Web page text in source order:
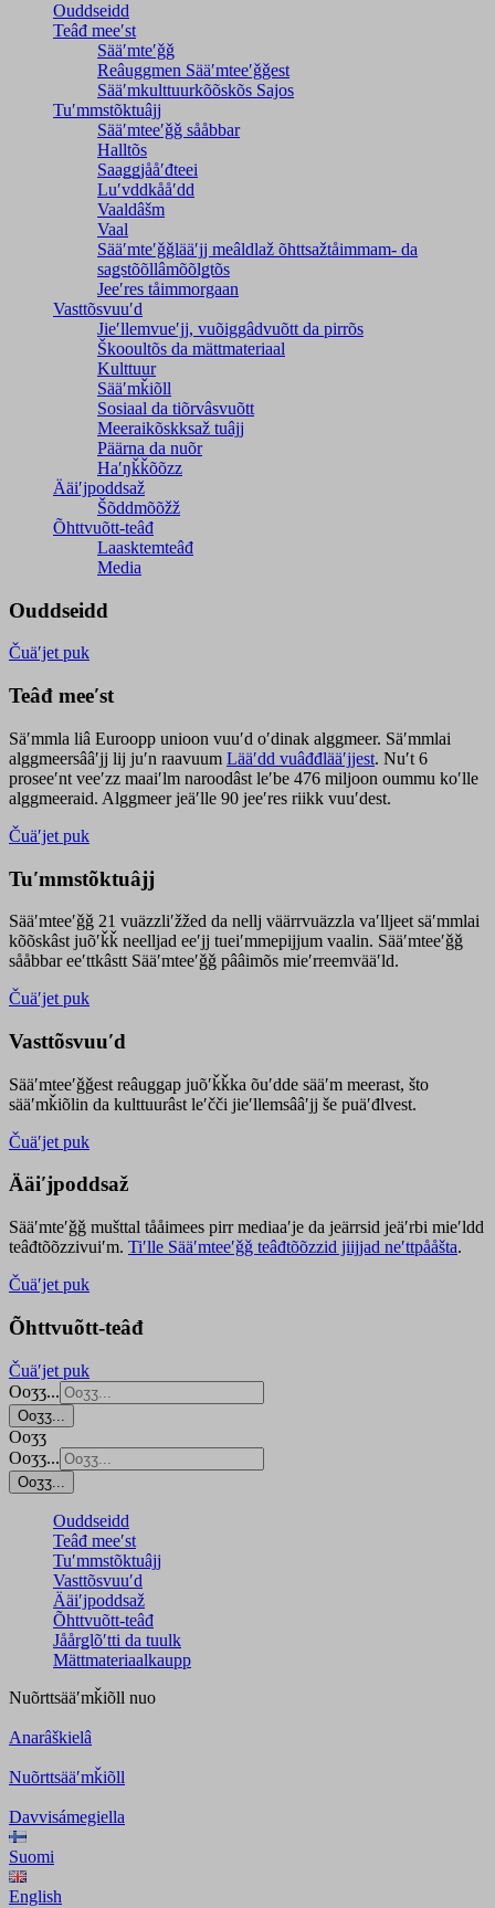
Ouddseidd
Teâđ meeʹst
Sääʹmteʹǧǧ
Reâuggmen Sääʹmteeʹǧǧest
Sääʹmkulttuurkõõskõs Sajos
Tuʹmmstõktuâjj
Sääʹmteeʹǧǧ sååbbar
Halltõs
Saaǥǥjååʹđteei
Luʹvddkååʹdd
Vaaldâšm
Vaal
Sääʹmteʹǧǧlääʹjj meâldlaž õhttsažtåimmam- da
saǥstõõllâmõõlǥtõs
Jeeʹres tåimmorgaan
Vasttõsvuuʹd
Jieʹllemvueʹjj, vuõiggâdvuõtt da pirrõs
Škooultõs da mättmateriaal
Kulttuur
Sääʹmǩiõll
Sosiaal da tiõrvâsvuõtt
Meeraikõskksaž tuâjj
Päärna da nuõr
Haʹŋǩǩõõzz
Ääiʹjpoddsaž
Šõddmõõžž
Õhttvuõtt-teâđ
Laasktemteâđ
Media
Ouddseidd
Čuäʹjet puk
Teâđ meeʹst
Säʹmmla liâ Euroopp unioon vuuʹd oʹdinak alggmeer. Säʹmmlai
alggmeersââʹjj lij juʹn raavuum Lääʹdd vuâđđlääʹjjest. Nuʹt 6
proseeʹnt veeʹzz maaiʹlm naroodâst leʹbe 476 miljoon oummu koʹlle
alggmeeraid. Alggmeer jeäʹlle 90 jeeʹres riikk vuuʹdest.
Čuäʹjet puk
Tuʹmmstõktuâjj
Sääʹmteeʹǧǧ 21 vuäzzliʹžžed da nellj väärrvuäzzla vaʹlljeet säʹmmlai
kõõskâst juõʹǩǩ neelljad eeʹjj tueiʹmmepijjum vaalin. Sääʹmteeʹǧǧ
sååbbar eeʹttkâstt Sääʹmteeʹǧǧ pââimõs mieʹrreemvääʹld.
Čuäʹjet puk
Vasttõsvuuʹd
Sääʹmteeʹǧǧest reâuggap juõʹǩǩka õuʹdde sääʹm meerast, što
sääʹmǩiõlin da kulttuurâst leʹčči jieʹllemsââʹjj še puäʹđlvest.
Čuäʹjet puk
Ääiʹjpoddsaž
Sääʹmteʹǧǧ mušttal tååimees pirr mediaaʹje da jeärrsid jeäʹrbi mieʹldd
teâđtõõzzivuiʹm. Tiʹlle Sääʹmteeʹǧǧ teâđtõõzzid jiijjad neʹttpååšta.
Čuäʹjet puk
Õhttvuõtt-teâđ
Čuäʹjet puk
Ooʒʒ...
Ooʒʒ...
Ooʒʒ
Ooʒʒ...
Ooʒʒ...
Ouddseidd
Teâđ meeʹst
Tuʹmmstõktuâjj
Vasttõsvuuʹd
Ääiʹjpoddsaž
Õhttvuõtt-teâđ
Jåårǥlõʹtti da tuulk
Mättmateriaalkaupp
Nuõrttsääʹmǩiõll nuo
Anarâškielâ
Nuõrttsääʹmǩiõll
Davvisámegiella
Suomi
English